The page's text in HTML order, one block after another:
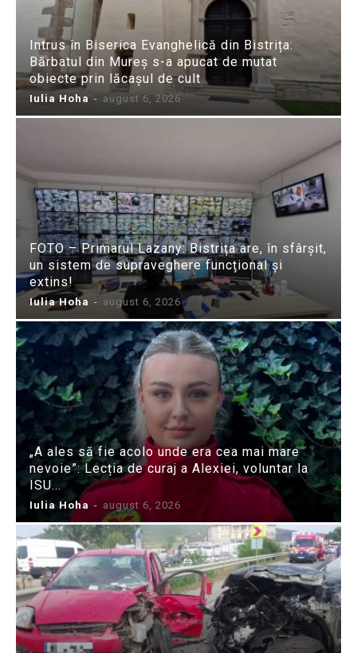
Intrus în Biserica Evanghelică din Bistrița:
Bărbatul din Mureș s-a apucat de mutat
obiecte prin lăcașul de cult
Iulia Hoha - august 6, 2026
FOTO – Primarul Lazany: Bistrița are, în sfârșit,
un sistem de supraveghere funcțional și
extins!
Iulia Hoha - august 6, 2026
„A ales să fie acolo unde era cea mai mare
nevoie”: Lecția de curaj a Alexiei, voluntar la
ISU...
Iulia Hoha - august 6, 2026